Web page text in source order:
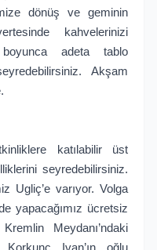
dönüş ve geminin
kahvelerinizi
adeta tablo
Akşam
katılabilir üst
seyredebilirsiniz.
Ugliç’e varıyor. Volga
yapacağımız ücretsiz
Meydanı’ndaki
Ivan’ın oğlu